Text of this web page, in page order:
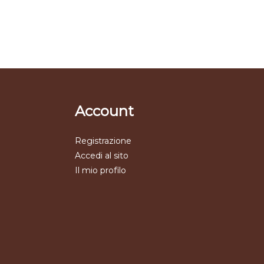
Account
Registrazione
Accedi al sito
Il mio profilo